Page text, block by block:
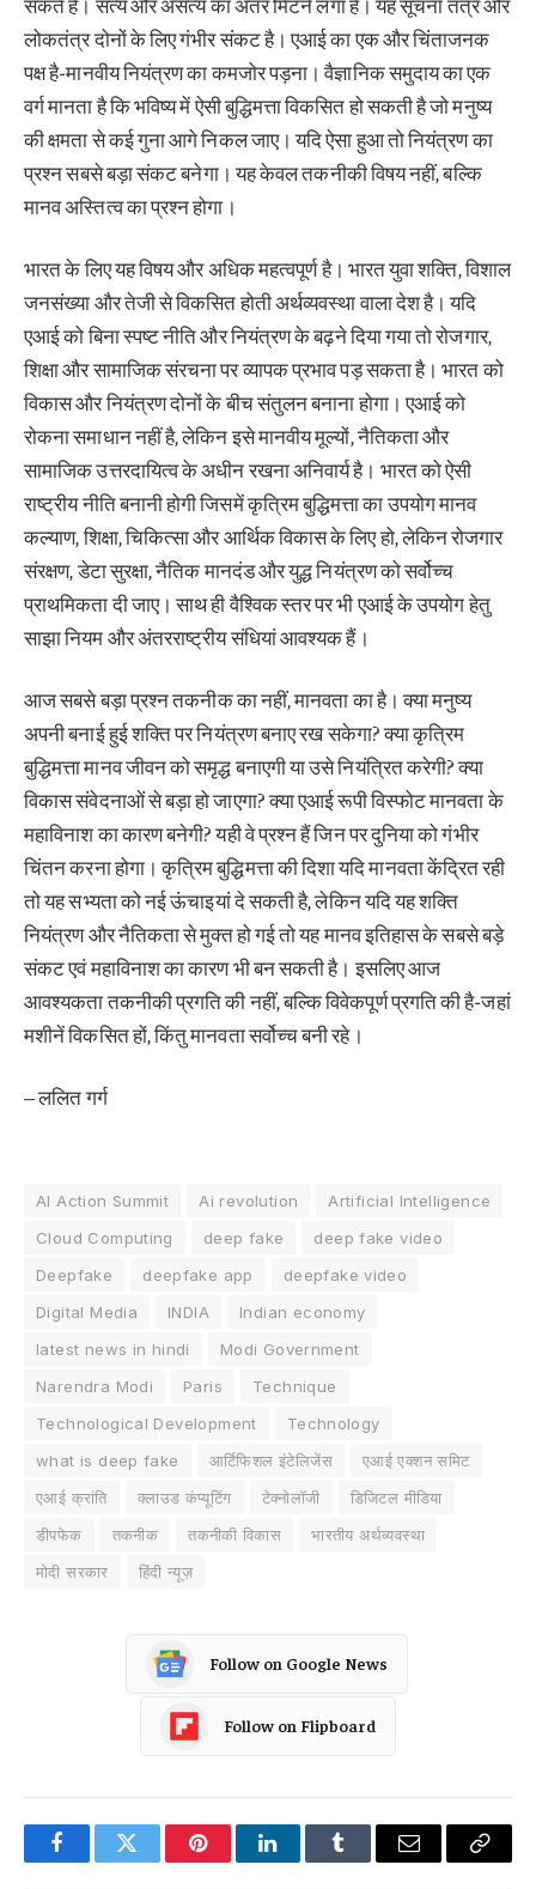
सकते हैं। सत्य और असत्य का अंतर मिटने लगा है। यह सूचना तंत्र और
लोकतंत्र दोनों के लिए गंभीर संकट है। एआई का एक और चिंताजनक
पक्ष है-मानवीय नियंत्रण का कमजोर पड़ना। वैज्ञानिक समुदाय का एक
वर्ग मानता है कि भविष्य में ऐसी बुद्धिमत्ता विकसित हो सकती है जो मनुष्य
की क्षमता से कई गुना आगे निकल जाए। यदि ऐसा हुआ तो नियंत्रण का
प्रश्न सबसे बड़ा संकट बनेगा। यह केवल तकनीकी विषय नहीं, बल्कि
मानव अस्तित्व का प्रश्न होगा।
भारत के लिए यह विषय और अधिक महत्वपूर्ण है। भारत युवा शक्ति, विशाल
जनसंख्या और तेजी से विकसित होती अर्थव्यवस्था वाला देश है। यदि
एआई को बिना स्पष्ट नीति और नियंत्रण के बढ़ने दिया गया तो रोजगार,
शिक्षा और सामाजिक संरचना पर व्यापक प्रभाव पड़ सकता है। भारत को
विकास और नियंत्रण दोनों के बीच संतुलन बनाना होगा। एआई को
रोकना समाधान नहीं है, लेकिन इसे मानवीय मूल्यों, नैतिकता और
सामाजिक उत्तरदायित्व के अधीन रखना अनिवार्य है। भारत को ऐसी
राष्ट्रीय नीति बनानी होगी जिसमें कृत्रिम बुद्धिमत्ता का उपयोग मानव
कल्याण, शिक्षा, चिकित्सा और आर्थिक विकास के लिए हो, लेकिन रोजगार
संरक्षण, डेटा सुरक्षा, नैतिक मानदंड और युद्ध नियंत्रण को सर्वोच्च
प्राथमिकता दी जाए। साथ ही वैश्विक स्तर पर भी एआई के उपयोग हेतु
साझा नियम और अंतरराष्ट्रीय संधियां आवश्यक हैं।
आज सबसे बड़ा प्रश्न तकनीक का नहीं, मानवता का है। क्या मनुष्य
अपनी बनाई हुई शक्ति पर नियंत्रण बनाए रख सकेगा? क्या कृत्रिम
बुद्धिमत्ता मानव जीवन को समृद्ध बनाएगी या उसे नियंत्रित करेगी? क्या
विकास संवेदनाओं से बड़ा हो जाएगा? क्या एआई रूपी विस्फोट मानवता के
महाविनाश का कारण बनेगी? यही वे प्रश्न हैं जिन पर दुनिया को गंभीर
चिंतन करना होगा। कृत्रिम बुद्धिमत्ता की दिशा यदि मानवता केंद्रित रही
तो यह सभ्यता को नई ऊंचाइयां दे सकती है, लेकिन यदि यह शक्ति
नियंत्रण और नैतिकता से मुक्त हो गई तो यह मानव इतिहास के सबसे बड़े
संकट एवं महाविनाश का कारण भी बन सकती है। इसलिए आज
आवश्यकता तकनीकी प्रगति की नहीं, बल्कि विवेकपूर्ण प्रगति की है-जहां
मशीनें विकसित हों, किंतु मानवता सर्वोच्च बनी रहे।
– ललित गर्ग
AI Action Summit Ai revolution
Artificial Intelligence
Cloud Computing
deep fake
deep fake video
Deepfake
deepfake app
deepfake video
Digital Media
INDIA
Indian economy
latest news in hindi
Modi Government
Narendra Modi
Paris
Technique
Technological Development
Technology
what is deep fake
आर्टिफिशल इंटेलिजेंस
एआई एक्शन समिट
एआई क्रांति
क्लाउड कंप्यूटिंग टेक्नोलॉजी
डिजिटल मीडिया
डीपफेक
तकनीक तकनीकी विकास
भारतीय अर्थव्यवस्था
मोदी सरकार
हिंदी न्यूज़
Follow on Google News
Follow on Flipboard
FacebookTwitter PinterestLinkedInTumblr Email
Copy